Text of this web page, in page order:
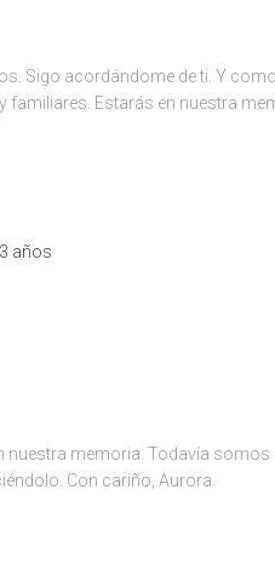
Sigo acordándome de ti. Y
Estarás en nuestra
3 años
nuestra memoria. Todavía
Con cariño, Aurora.